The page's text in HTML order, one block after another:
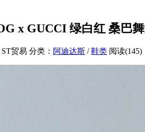
x GUCCI 绿白红 桑巴
贸易 分类： 阿迪达斯 /鞋类 阅读(145)